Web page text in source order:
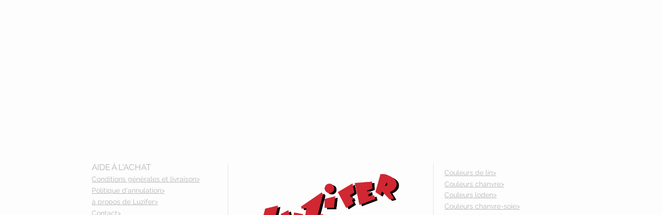
AIDE À L'ACHAT
Conditions générales et livraison>
Politique d'annulation>
à propos de Luzifer>
Contact>
Couleurs de lin>
Couleurs chanvre>
Couleurs loden>
Couleurs chanvre-soie>